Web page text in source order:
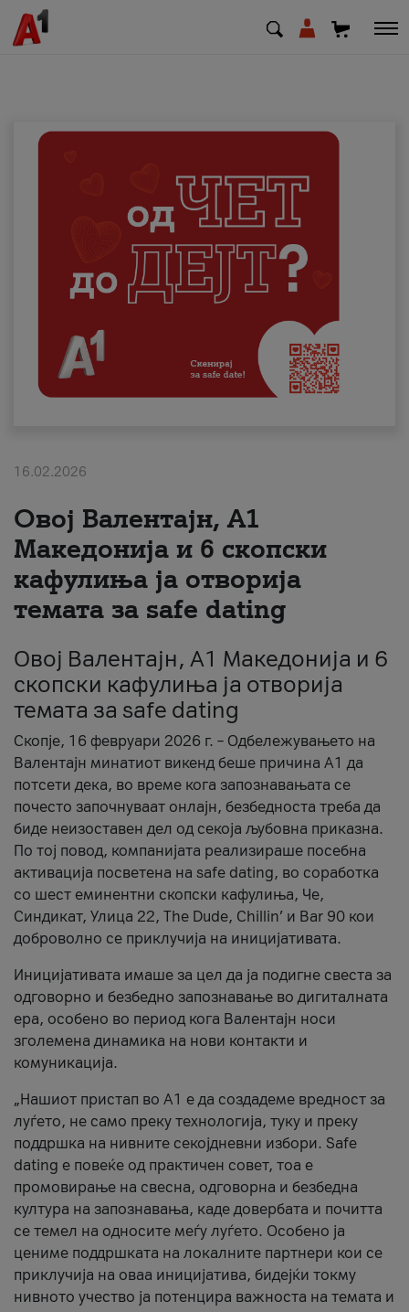
Деловни
Поддршка
Надополни кредит
Плати сметка
#ПодобарОнлајн
16.02.2026
Овој Валентајн, A1
Македонија и 6 скопски
кафулиња ја отворија
темата за safe dating
Овој Валентајн, A1 Македонија и 6
скопски кафулиња ја отворија
темата за safe dating
Скопје, 16 февруари 2026 г. – Одбележувањето на
Валентајн минатиот викенд беше причина А1 да
потсети дека, во време кога запознавањата се
почесто започнуваат онлајн, безбедноста треба да
биде неизоставен дел од секоја љубовна приказна.
По тој повод, компанијата реализираше посебна
активација посветена на safe dating, во соработка
со шест еминентни скопски кафулиња, Че,
Синдикат, Улица 22, The Dude, Chillin’ и Bar 90 кои
доброволно се приклучија на иницијативата.
Иницијативата имаше за цел да ја подигне свеста за
одговорно и безбедно запознавање во дигиталната
ера, особено во период кога Валентајн носи
зголемена динамика на нови контакти и
комуникација.
„Нашиот пристап во А1 е да создадеме вредност за
луѓето, не само преку технологија, туку и преку
поддршка на нивните секојдневни избори. Safe
dating е повеќе од практичен совет, тоа е
промовирање на свесна, одговорна и безбедна
култура на запознавања, каде довербата и почитта
се темел на односите меѓу луѓето. Особено ја
цениме поддршката на локалните партнери кои се
приклучија на оваа иницијатива, бидејќи токму
нивното учество ја потенцира важноста на темата и